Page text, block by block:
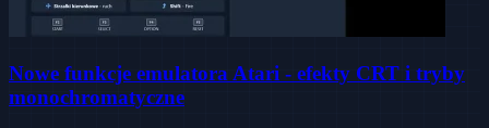
Nowe funkcje emulatora Atari - efekty CRT i tryby
monochromatyczne